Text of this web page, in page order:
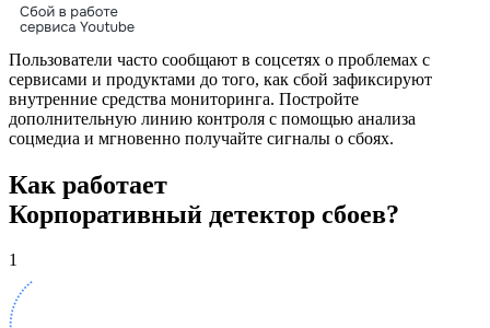
Пользователи часто сообщают в соцсетях о проблемах с
сервисами и продуктами до того, как сбой зафиксируют
внутренние средства мониторинга. Постройте
дополнительную линию контроля с помощью анализа
соцмедиа и мгновенно получайте сигналы о сбоях.
Как работает
Корпоративный детектор сбоев?
1